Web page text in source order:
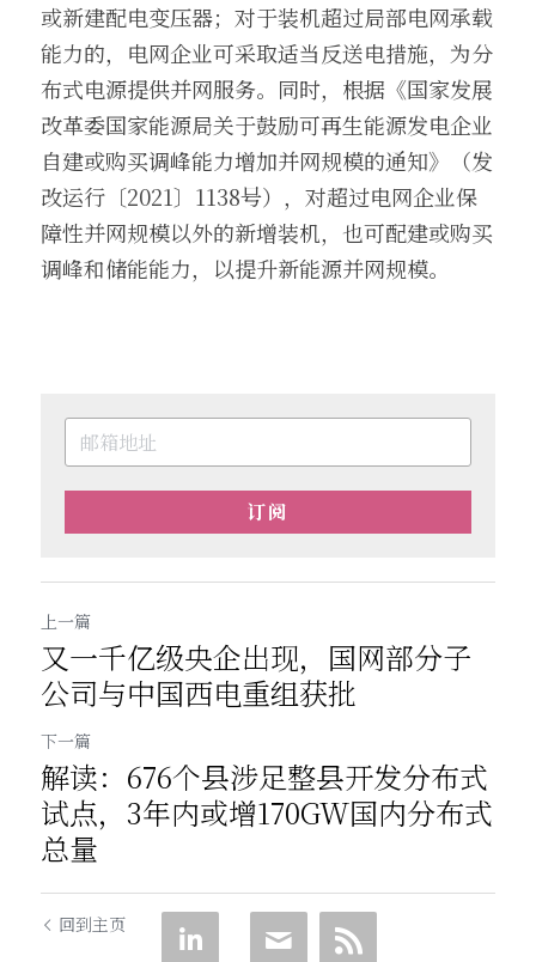
或新建配电变压器；对于装机超过局部电网承载
能力的，电网企业可采取适当反送电措施，为分
布式电源提供并网服务。同时，根据《国家发展
改革委国家能源局关于鼓励可再生能源发电企业
自建或购买调峰能力增加并网规模的通知》（发
改运行〔2021〕1138号），对超过电网企业保
障性并网规模以外的新增装机，也可配建或购买
调峰和储能能力，以提升新能源并网规模。
订阅
上一篇
又一千亿级央企出现，国网部分子
公司与中国西电重组获批
下一篇
解读：676个县涉足整县开发分布式
试点，3年内或增170GW国内分布式
总量
回到主页